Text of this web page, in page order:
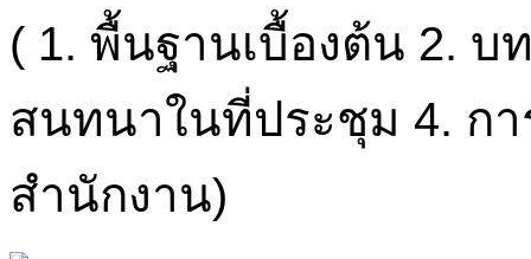
( 1. พื้นฐานเบื้องต้น 2.
สนทนาในที่ประชุม 4. ก
สำนักงาน)